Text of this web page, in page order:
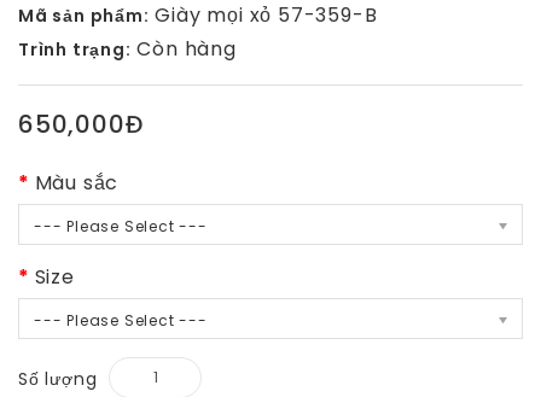
Mã sản phẩm: Giày mọi xỏ 57-359-B
Trình trạng: Còn hàng
650,000Đ
Màu sắc
--- Please Select ---
Size
--- Please Select ---
Số lượng